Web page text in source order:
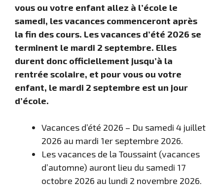
vous ou votre enfant allez à l’école le
samedi, les vacances commenceront après
la fin des cours. Les vacances d’été 2026 se
terminent le mardi 2 septembre. Elles
durent donc officiellement jusqu’à la
rentrée scolaire, et pour vous ou votre
enfant, le mardi 2 septembre est un jour
d’école.
Vacances d’été 2026 – Du samedi 4 juillet
2026 au mardi 1er septembre 2026.
Les vacances de la Toussaint (vacances
d’automne) auront lieu du samedi 17
octobre 2026 au lundi 2 novembre 2026.